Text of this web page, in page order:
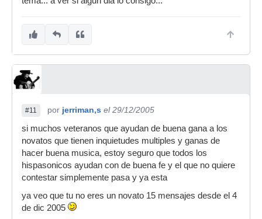
#11 por jerriman,s el 29/12/2005
si muchos veteranos que ayudan de buena gana a los
novatos que tienen inquietudes multiples y ganas de
hacer buena musica, estoy seguro que todos los
hispasonicos ayudan con de buena fe y el que no quiere
contestar simplemente pasa y ya esta
ya veo que tu no eres un novato 15 mensajes desde el 4
de dic 2005